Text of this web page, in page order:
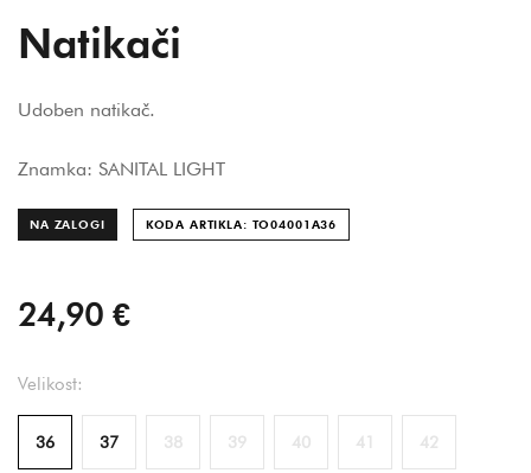
Natikači
Udoben natikač.
Znamka: SANITAL LIGHT
NA ZALOGI KODA ARTIKLA: TO04001A36
24,90 €
Velikost:
36 37 38 39 40 41 42